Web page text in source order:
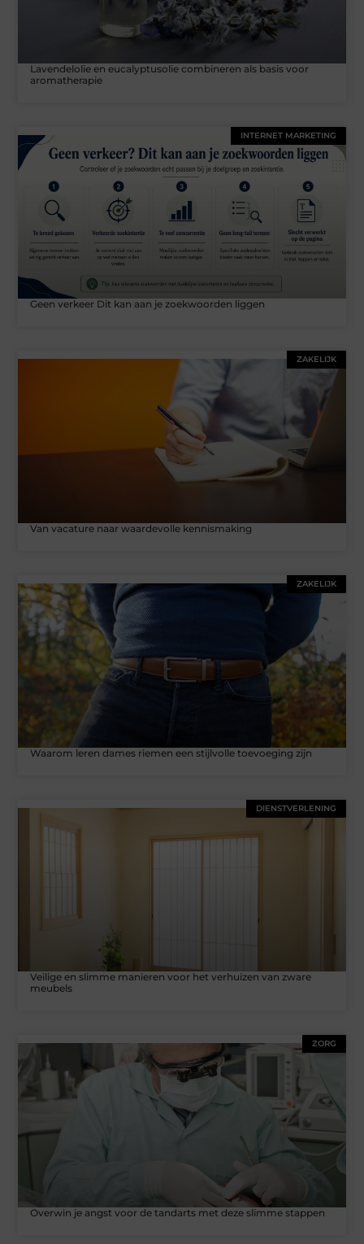
Lavendelolie en eucalyptusolie combineren als basis voor
aromatherapie
INTERNET MARKETING
Geen verkeer Dit kan aan je zoekwoorden liggen
ZAKELIJK
Van vacature naar waardevolle kennismaking
ZAKELIJK
Waarom leren dames riemen een stijlvolle toevoeging zijn
DIENSTVERLENING
Veilige en slimme manieren voor het verhuizen van zware
meubels
ZORG
Overwin je angst voor de tandarts met deze slimme stappen